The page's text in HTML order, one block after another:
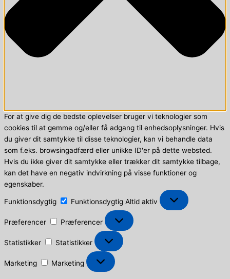
For at give dig de bedste oplevelser bruger vi teknologier som
cookies til at gemme og/eller få adgang til enhedsoplysninger. Hvis
du giver dit samtykke til disse teknologier, kan vi behandle data
som f.eks. browsingadfærd eller unikke ID'er på dette websted.
Hvis du ikke giver dit samtykke eller trækker dit samtykke tilbage,
kan det have en negativ indvirkning på visse funktioner og
egenskaber.
Funktionsdygtig Funktionsdygtig Altid aktiv
Præferencer Præferencer
Statistikker Statistikker
Marketing Marketing